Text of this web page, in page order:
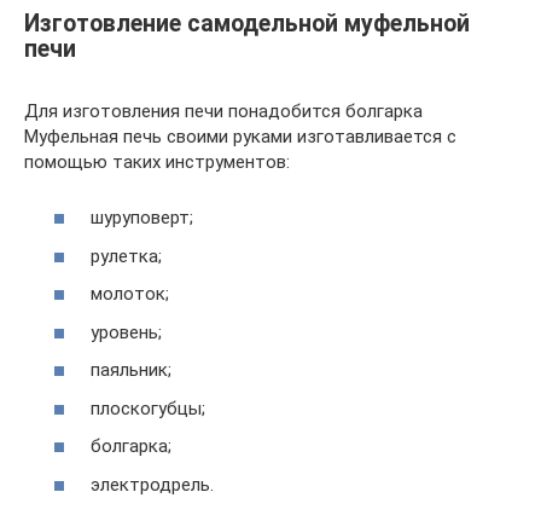
Изготовление самодельной муфельной
печи
Для изготовления печи понадобится болгарка
Муфельная печь своими руками изготавливается с
помощью таких инструментов:
шуруповерт;
рулетка;
молоток;
уровень;
паяльник;
плоскогубцы;
болгарка;
электродрель.